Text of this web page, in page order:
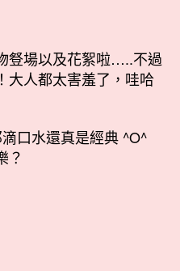
豋場以及花絮啦…..不過
大人都太害羞了，哇哈
口水還真是經典 ^O^
？